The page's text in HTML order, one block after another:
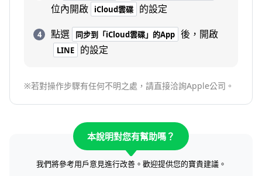
位內開啟
iCloud雲碟
的設定
點選
同步到「iCloud雲碟」的App 後，開啟
LINE 的設定
※若對操作步驟有任何不明之處，請直接洽詢Apple公司。
本說明對您有幫助嗎？
我們將參考用戶意見進行改善。歡迎提供您的寶貴建議。